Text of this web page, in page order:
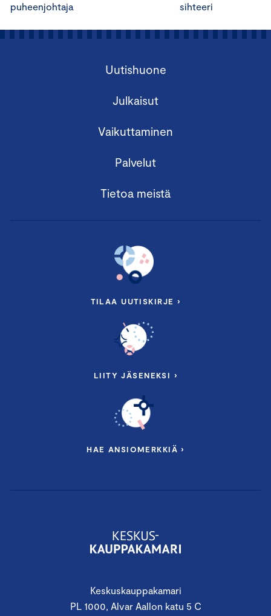
puheenjohtaja sihteeri
Keskuskauppakamari
PL 1000, Alvar Aallon katu 5 C
Uutishuone
Julkaisut
Vaikuttaminen
Palvelut
Tietoa meistä
TILAA UUTISKIRJE ›
LIITY JÄSENEKSI ›
HAE ANSIOMERKKIÄ ›